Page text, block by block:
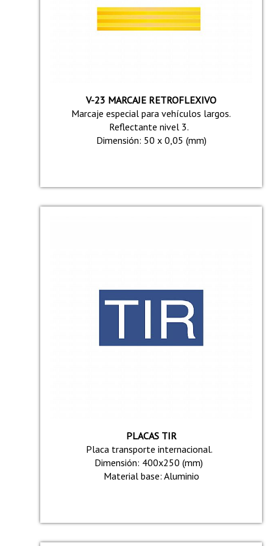
V-23 MARCAJE RETROFLEXIVO
Marcaje especial para vehículos largos.
Reflectante nivel 3.
Dimensión: 50 x 0,05 (mm)
PLACAS TIR
Placa transporte internacional.
Dimensión: 400x250 (mm)
Material base: Aluminio